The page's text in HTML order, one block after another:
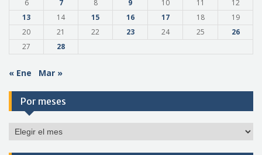
6 7 8 9 10 11
12
13
14 15 16 17 18
19
20
21 22 23 24 25
26
27
28
« Ene Mar »
Por meses
Por